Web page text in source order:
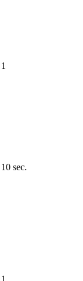
1
10 sec.